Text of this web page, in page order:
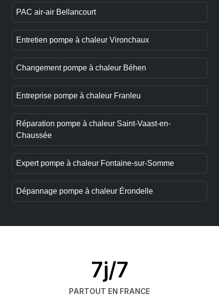
PAC air-air Bellancourt
Entretien pompe à chaleur Vironchaux
Changement pompe à chaleur Béhen
Entreprise pompe à chaleur Franleu
Réparation pompe à chaleur Saint-Vaast-en-
Chaussée
Expert pompe à chaleur Fontaine-sur-Somme
Dépannage pompe à chaleur Érondelle
7j/7
PARTOUT EN FRANCE